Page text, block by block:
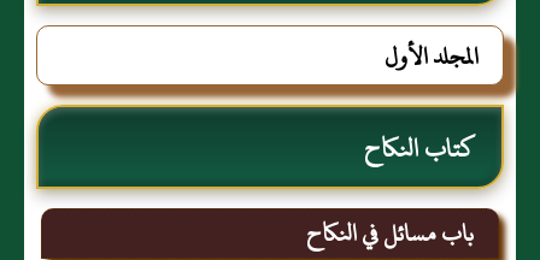
الصنعاني رحمه الله
المجلد الأول
كتاب النكاح
باب مسائل في النكاح